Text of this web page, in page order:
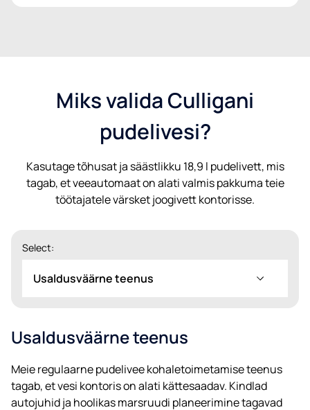
Miks valida Culligani
pudelivesi?
Kasutage tõhusat ja säästlikku 18,9 l pudelivett, mis
tagab, et veeautomaat on alati valmis pakkuma teie
töötajatele värsket joogivett kontorisse.
Select:
Usaldusväärne teenus
Usaldusväärne teenus
Meie regulaarne pudelivee kohaletoimetamise teenus
tagab, et vesi kontoris on alati kättesaadav. Kindlad
autojuhid ja hoolikas marsruudi planeerimine tagavad